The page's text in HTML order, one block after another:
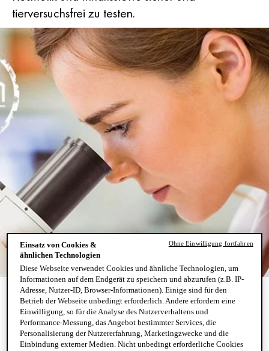
tierversuchsfrei zu testen.
FÜR EINE WELT OHNE
TIERVERSUCHE SEIT 35 JAHREN
Einsatz von Cookies &
ähnlichen Technologien
Diese Webseite verwendet Cookies und ähnliche Technologien, um
Informationen auf dem Endgerät zu speichern und abzurufen (z.B. IP-
Adresse, Nutzer-ID, Browser-Informationen). Einige sind für den
Betrieb der Webseite unbedingt erforderlich. Andere erfordern eine
Einwilligung, so für die Analyse des Nutzerverhaltens und
Performance-Messung, das Angebot bestimmter Services, die
Personalisierung der Nutzererfahrung, Marketingzwecke und die
Einbindung externer Medien. Nicht unbedingt erforderliche Cookies
Ohne Einwilligung fortfahren